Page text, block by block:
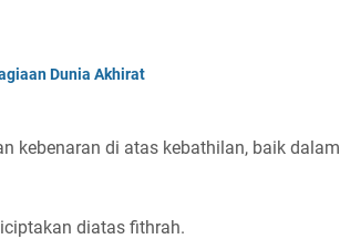
Dunia Akhirat
kebenaran di atas kebathilan, baik dalam
diatas fithrah.